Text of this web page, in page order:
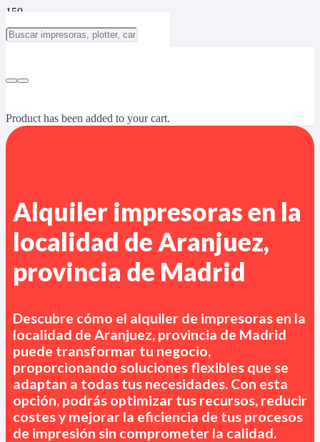
Product has been added to your cart.
Alquiler impresoras en la
localidad de Aranjuez,
provincia de Madrid
Descubre cómo el alquiler de impresoras en la
localidad de Aranjuez, provincia de Madrid
puede transformar tu negocio,
proporcionando soluciones flexibles que se
adaptan a todas tus necesidades. Con esta
opción, podrás optimizar tus recursos, reducir
costes y mejorar la eficiencia de tus procesos
de impresión sin comprometer la calidad.